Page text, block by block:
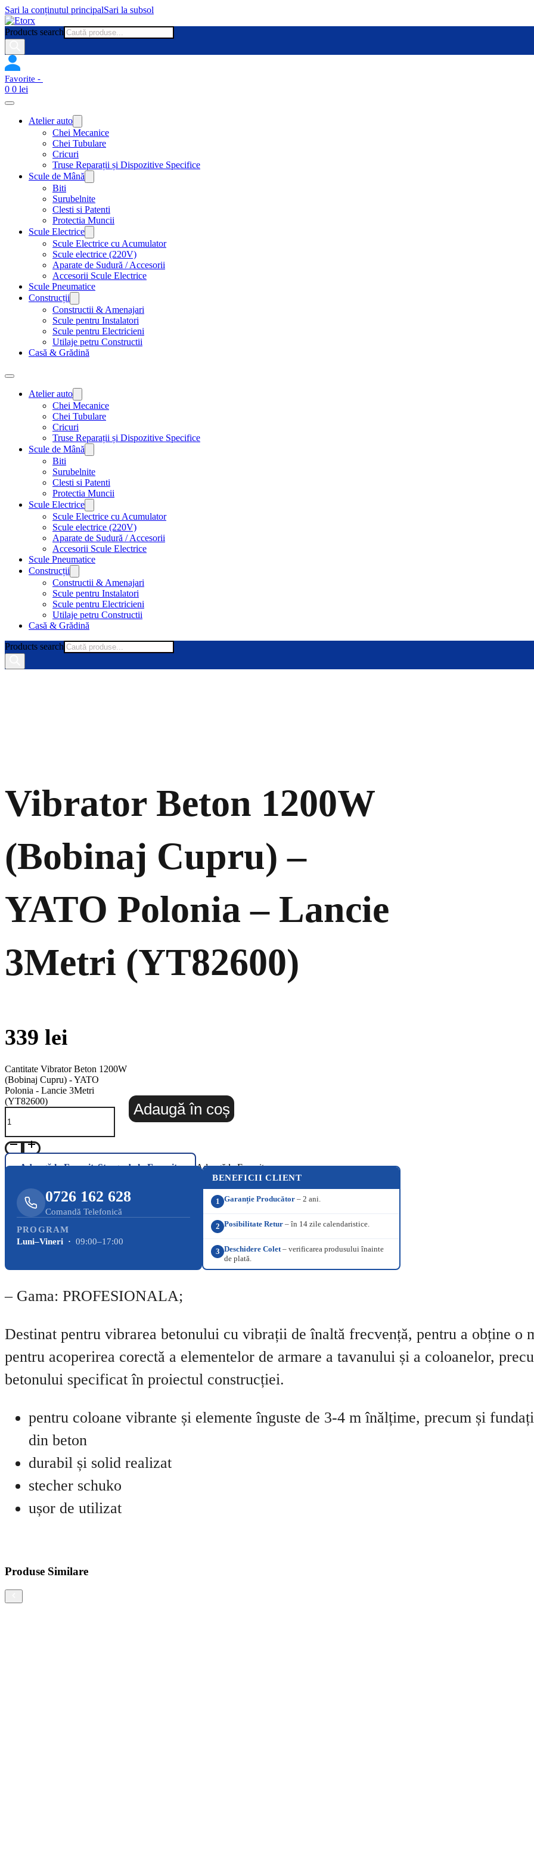
Sari la conținutul principalSari la subsol
Products search
0 0 lei
Atelier auto
Chei Mecanice
Chei Tubulare
Cricuri
Truse Reparații și Dispozitive Specifice
Scule de Mână
Biti
Surubelnite
Clesti si Patenti
Protectia Muncii
Scule Electrice
Scule Electrice cu Acumulator
Scule electrice (220V)
Aparate de Sudură / Accesorii
Accesorii Scule Electrice
Scule Pneumatice
Construcții
Constructii & Amenajari
Scule pentru Instalatori
Scule pentru Electricieni
Utilaje petru Constructii
Casă & Grădină
Atelier auto
Chei Mecanice
Chei Tubulare
Cricuri
Truse Reparații și Dispozitive Specifice
Scule de Mână
Biti
Surubelnite
Clesti si Patenti
Protectia Muncii
Scule Electrice
Scule Electrice cu Acumulator
Scule electrice (220V)
Aparate de Sudură / Accesorii
Accesorii Scule Electrice
Scule Pneumatice
Construcții
Constructii & Amenajari
Scule pentru Instalatori
Scule pentru Electricieni
Utilaje petru Constructii
Casă & Grădină
Products search
Vibrator Beton 1200W
(Bobinaj Cupru) –
YATO Polonia – Lancie
3Metri (YT82600)
339 lei
Cantitate Vibrator Beton 1200W
(Bobinaj Cupru) - YATO
Polonia - Lancie 3Metri
(YT82600)
Adaugă în coș
Adaugă la FavoriteȘterge de la Favorite Adaugă la Favorite
0726 162 628
Comandă Telefonică
PROGRAM
Luni–Vineri · 09:00–17:00
BENEFICII CLIENT
1 Garanție Producător – 2 ani.
2 Posibilitate Retur – în 14 zile calendaristice.
3 Deschidere Colet– verificarea produsului înainte
de plată.
– Gama: PROFESIONALA;
Destinat pentru vibrarea betonului cu vibrații de înaltă frecvență, pentru a obține o
pentru acoperirea corectă a elementelor de armare a tavanului și a coloanelor,
betonului specificat în proiectul construcției.
pentru coloane vibrante și elemente înguste de 3-4 m înălțime, precum și
din beton
durabil și solid realizat
stecher schuko
ușor de utilizat
Produse Similare